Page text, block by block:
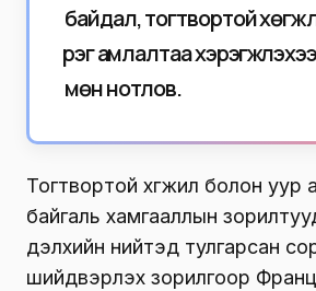
байдал, тогтвортой
үүрэг амлалтаа
мөн нотлов.
Тогтвортой хөгжил болон уур
байгаль хамгааллын
дэлхийн нийтэд тулгарсан
шийдвэрлэх зорилгоор